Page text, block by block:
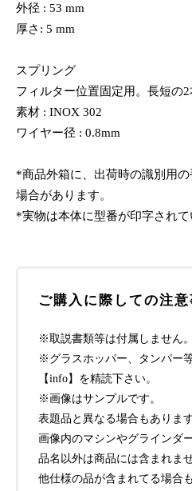
外径 : 53 mm
厚さ: 5 mm
スプリング
フィルター位置固定用。長短の2
素材 : INOX 302
ワイヤー径 : 0.8mm
*商品外箱に、出荷時の識別用
場合があります。
*実物は本体に型番が印字されて
ご購入に際しての注意
※取説書類等は付属しません。
※グラスホッパー、タンパー
【info】を精読下さい。
※画像はサンプルです。
表題品と異なる場合もあります
画像内のマシンやグラインダー
品名以外は商品には含まれませ
他仕様の品が含まれてる場合